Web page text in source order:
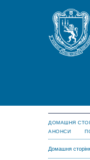
ДОМАШНЯ
АНОНСИ
Домашня